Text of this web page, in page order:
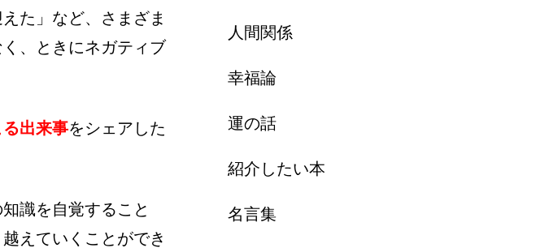
た」など、さまざま
、ときにネガティブ
出来事をシェアした
識を自覚すること
えていくことができ
人間関係
幸福論
運の話
紹介したい本
名言集